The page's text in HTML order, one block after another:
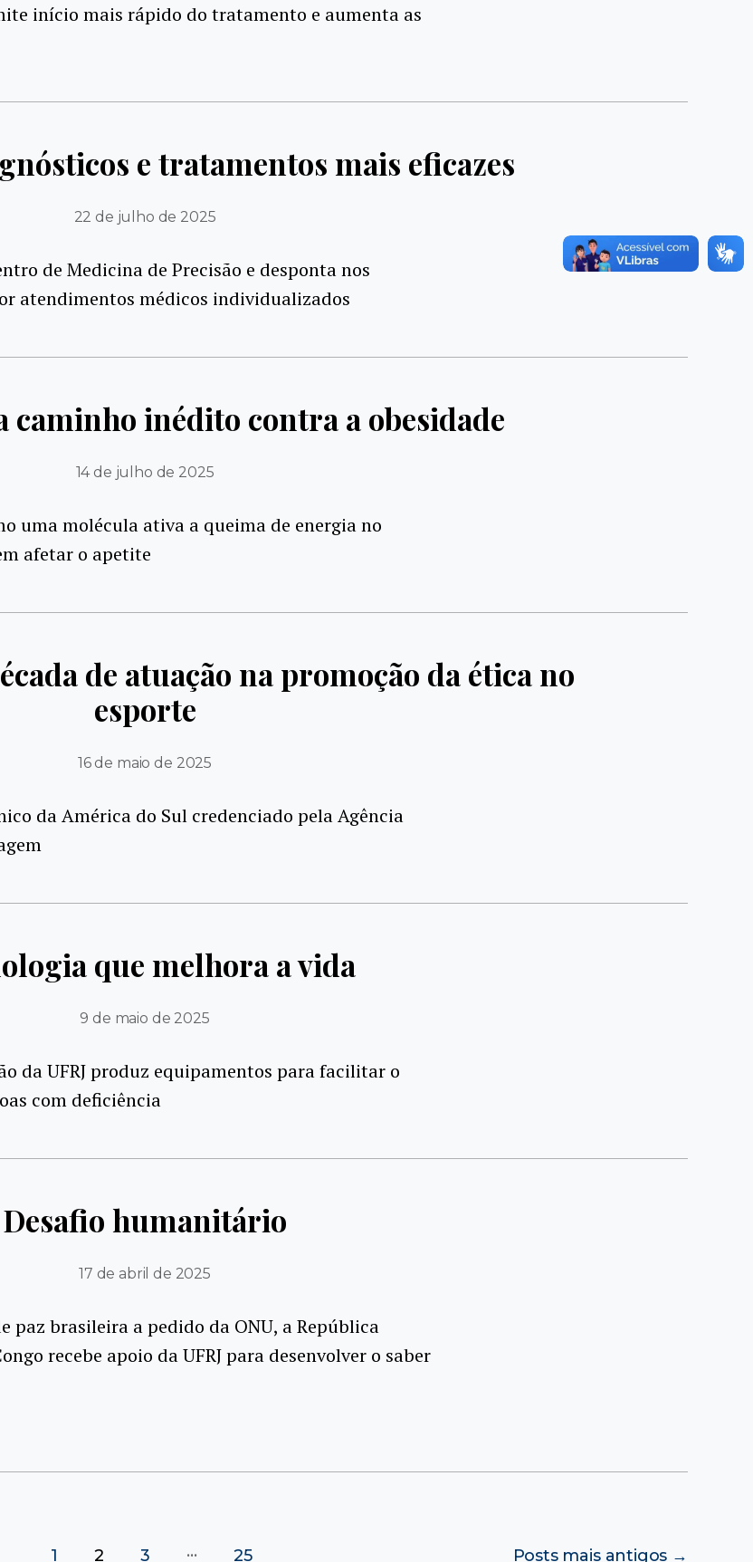
início mais rápido do tratamento e aumenta as
e tratamentos mais eficazes
22 de julho de 2025
de Medicina de Precisão e desponta nos
atendimentos médicos individualizados
caminho inédito contra a obesidade
14 de julho de 2025
uma molécula ativa a queima de energia no
afetar o apetite
de atuação na promoção da ética no
esporte
16 de maio de 2025
da América do Sul credenciado pela Agência
que melhora a vida
9 de maio de 2025
da UFRJ produz equipamentos para facilitar o
com deficiência
Desafio humanitário
17 de abril de 2025
paz brasileira a pedido da ONU, a República
recebe apoio da UFRJ para desenvolver o saber
1 2 3 … 25 Postsmais antigos →